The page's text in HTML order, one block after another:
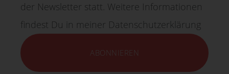
der Newsletter statt. Weitere Informationen
findest Du in meiner Datenschutzerklärung